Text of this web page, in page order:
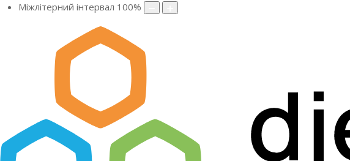
Міжлітерний інтервал 100%